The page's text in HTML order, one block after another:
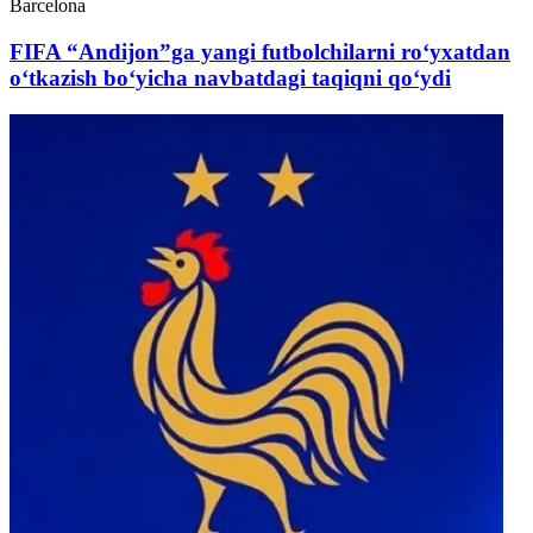
Barcelona
FIFA “Andijon”ga yangi futbolchilarni ro‘yxatdan
o‘tkazish bo‘yicha navbatdagi taqiqni qo‘ydi